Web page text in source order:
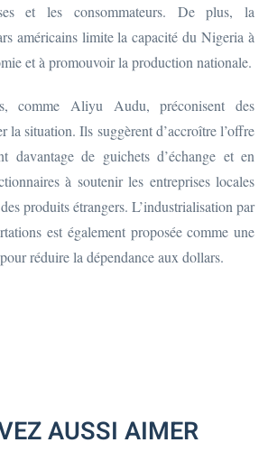
et les consommateurs. De plus, la
américains limite la capacité du Nigeria à
et à promouvoir la production nationale.
comme Aliyu Audu, préconisent des
la situation. Ils suggèrent d’accroître l’offre
davantage de guichets d’échange et en
à soutenir les entreprises locales
produits étrangers. L’industrialisation par
est également proposée comme une
réduire la dépendance aux dollars.
AUSSI AIMER